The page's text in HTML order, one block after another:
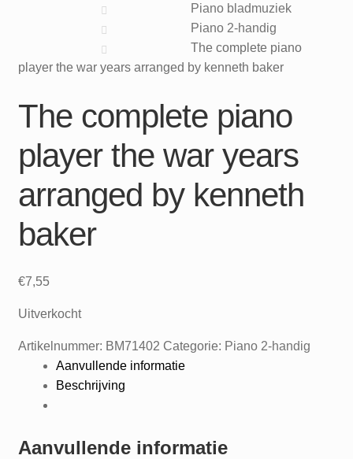
Mijn account
Piano bladmuziek
Piano 2-handig
The complete piano
player the war years arranged by kenneth baker
The complete piano
player the war years
arranged by kenneth
baker
€7,55
Uitverkocht
Artikelnummer: BM71402 Categorie: Piano 2-handig
Aanvullende informatie
Beschrijving
Aanvullende informatie